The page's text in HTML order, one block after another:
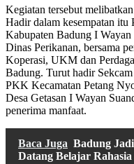
Kegiatan tersebut
Hadir dalam kesempatan itu
Kabupaten Badung I
Dinas Perikanan, bersama
Koperasi, UKM dan
Badung. Turut hadir
PKK Kecamatan Petang
Desa Getasan I Wayan
penerima manfaat.
Baca Juga Badung
Datang Belajar Rahasia